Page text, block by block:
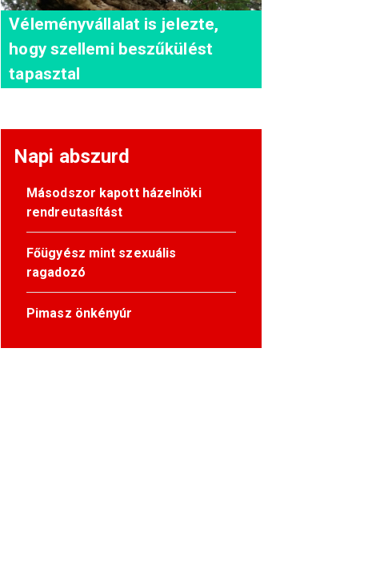
Véleményvállalat is jelezte,
hogy szellemi beszűkülést
tapasztal
Napi abszurd
Másodszor kapott házelnöki
rendreutasítást
Főügyész mint szexuális
ragadozó
Pimasz önkényúr